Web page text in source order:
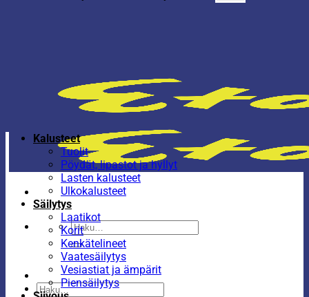
Etsi:
Etsi:
Kalusteet
Tuolit
Pöydät, lipastot ja hyllyt
Lasten kalusteet
Ulkokalusteet
Säilytys
Laatikot
Korit
Kenkätelineet
Vaatesäilytys
Vesiastiat ja ämpärit
Piensäilytys